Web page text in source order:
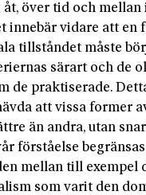
över tid och mellan
innebär vidare att en
tillståndet måste
särart och de
de praktiserade.
att vissa former
än andra, utan
förståelse
mellan till exempel
som varit den